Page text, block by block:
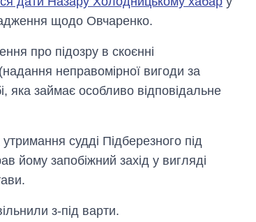
щодо Овчаренко.
про підозру в скоєнні
неправомірної вигоди за
яка займає особливо відповідальне
судді Підберезного під
йому запобіжний захід у вигляді
з-під варти.